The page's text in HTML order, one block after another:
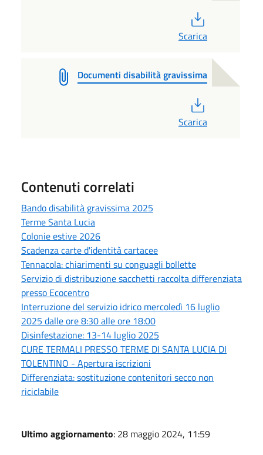
Scarica
Documenti disabilità gravissima
Scarica
Contenuti correlati
Bando disabilità gravissima 2025
Terme Santa Lucia
Colonie estive 2026
Scadenza carte d'identità cartacee
Tennacola: chiarimenti su conguagli bollette
Servizio di distribuzione sacchetti raccolta differenziata
presso Ecocentro
Interruzione del servizio idrico mercoledì 16 luglio
2025 dalle ore 8:30 alle ore 18:00
Disinfestazione: 13-14 luglio 2025
CURE TERMALI PRESSO TERME DI SANTA LUCIA DI
TOLENTINO - Apertura iscrizioni
Differenziata: sostituzione contenitori secco non
riciclabile
Ultimo aggiornamento: 28 maggio 2024, 11:59